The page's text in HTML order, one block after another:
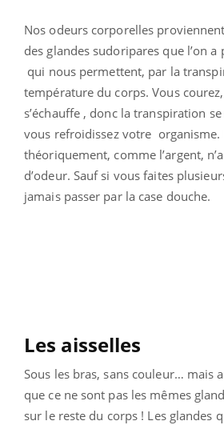
Nos odeurs corporelles
des glandes sudoripares que l’on
qui nous permettent, par la
température du corps. Vous
s’échauffe , donc la transpiration
vous refroidissez votre organisme.
théoriquement, comme l’argent,
d’odeur. Sauf si vous faites
jamais passer par la case douche.
Les aisselles
Sous les bras, sans couleur… mais
que ce ne sont pas les mêmes
sur le reste du corps ! Les glandes